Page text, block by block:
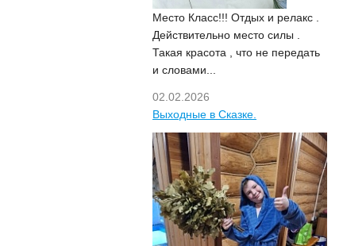
Место Класс!!! Отдых и релакс .
Действительно место силы .
Такая красота , что не передать
и словами...
02.02.2026
Выходные в Сказке.